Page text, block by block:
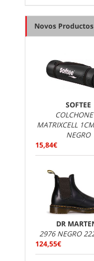
Novos Productos
SOFTEE
MATRIXCELL
NEGRO
15,84€
DR
2976 NEGRO
124,55€